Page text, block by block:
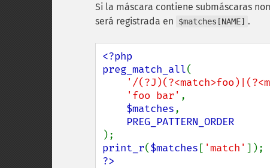
Si la máscara contiene submáscaras
será registrada en
$matches[NAME] .
<?php
preg_match_all(
'/
'foo bar' ,
$matches,
print_r($matches [ 'match'
?>